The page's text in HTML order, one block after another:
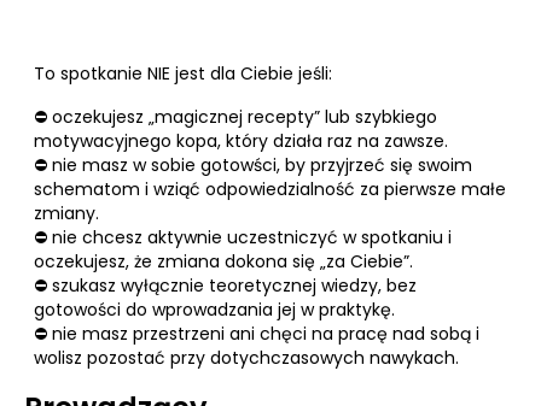
To spotkanie NIE jest dla Ciebie jeśli:
⛔ oczekujesz „magicznej recepty” lub szybkiego
motywacyjnego kopa, który działa raz na zawsze.
⛔ nie masz w sobie gotowści, by przyjrzeć się swoim
schematom i wziąć odpowiedzialność za pierwsze małe
zmiany.
⛔ nie chcesz aktywnie uczestniczyć w spotkaniu i
oczekujesz, że zmiana dokona się „za Ciebie”.
⛔ szukasz wyłącznie teoretycznej wiedzy, bez
gotowości do wprowadzania jej w praktykę.
⛔ nie masz przestrzeni ani chęci na pracę nad sobą i
wolisz pozostać przy dotychczasowych nawykach.